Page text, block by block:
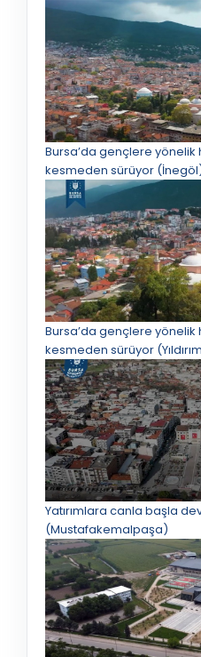
Bursa’da gençlere yönelik
kesmeden sürüyor
Bursa’da gençlere yönelik
kesmeden sürüyor
Yatırımlara canla başla
(Mustafakemalpaşa)